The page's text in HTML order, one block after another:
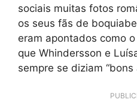
sociais muitas fotos
os seus fãs de
eram apontados como
que Whindersson e
sempre se diziam “bons